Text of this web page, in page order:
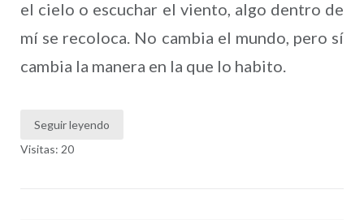
el cielo o escuchar el viento, algo dentro de
mí se recoloca. No cambia el mundo, pero sí
cambia la manera en la que lo habito.
Seguir leyendo
Visitas: 20